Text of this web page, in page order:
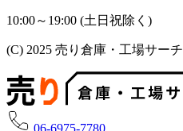
10:00～19:00 (土日祝除く)
(C) 2025 売り倉庫・工場サーチ
06-6975-7780